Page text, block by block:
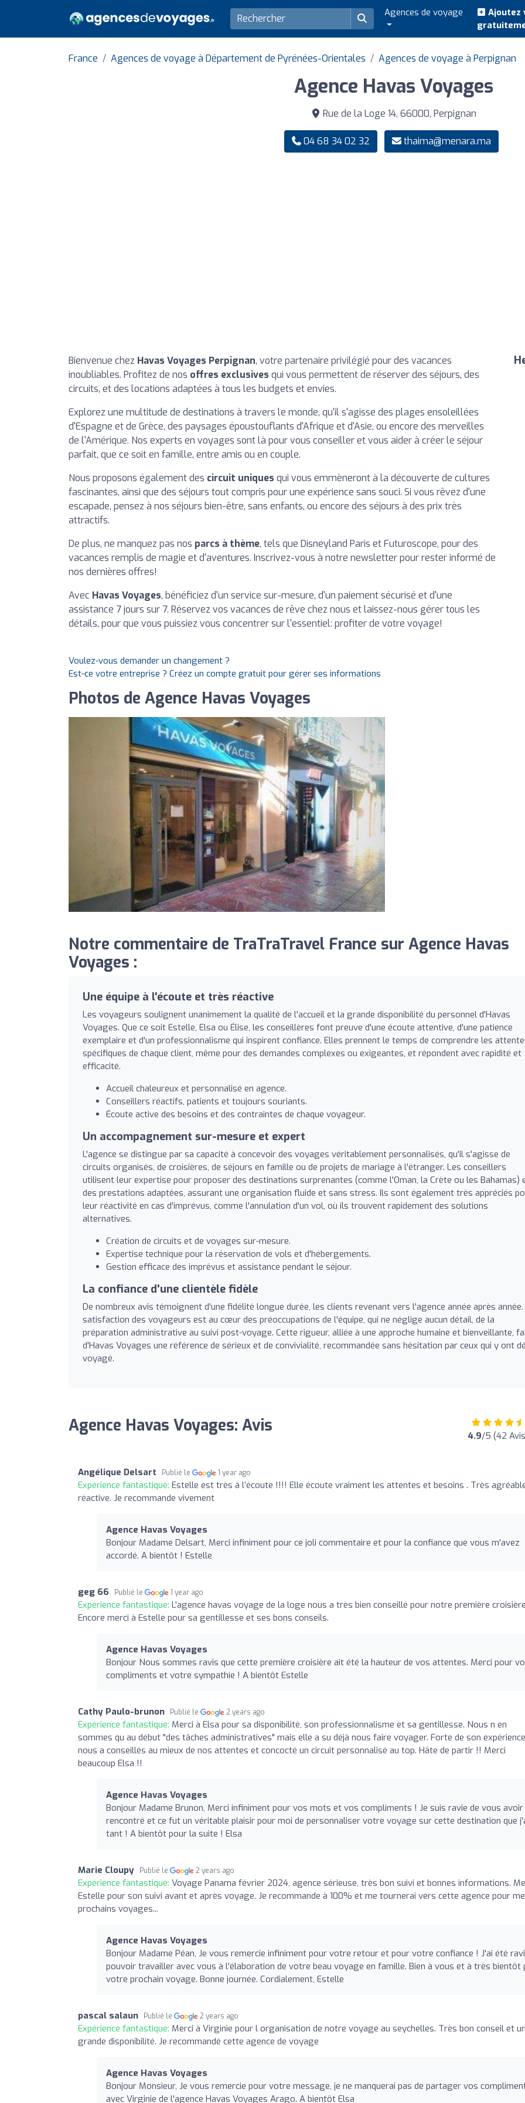
Agences de voyage
Ajoutez
France Agences de voyage à Département de Pyrénées-Orientales Agences de voyage à Perpignan
Agence Havas Voyages
Rue de la Loge 14, 66000, Perpignan
04 68 34 02 32 thaima@menara.ma
Bienvenue chez Havas Voyages Perpignan, votre partenaire privilégié pour des vacances
inoubliables. Profitez de nos offres exclusives qui vous permettent de réserver des séjours, des
circuits, et des locations adaptées à tous les budgets et envies.
Explorez une multitude de destinations à travers le monde, qu'il s'agisse des plages ensoleillées
d'Espagne et de Grèce, des paysages époustouflants d'Afrique et d'Asie, ou encore des merveilles
de l'Amérique. Nos experts en voyages sont là pour vous conseiller et vous aider à créer le séjour
parfait, que ce soit en famille, entre amis ou en couple.
Nous proposons également des circuit uniques qui vous emmèneront à la découverte de cultures
fascinantes, ainsi que des séjours tout compris pour une expérience sans souci. Si vous rêvez d'une
escapade, pensez à nos séjours bien-être, sans enfants, ou encore des séjours à des prix très
attractifs.
De plus, ne manquez pas nos parcs à thème, tels que Disneyland Paris et Futuroscope, pour des
vacances remplis de magie et d'aventures. Inscrivez-vous à notre newsletter pour rester informé de
nos dernières offres!
Avec Havas Voyages, bénéficiez d'un service sur-mesure, d'un paiement sécurisé et d'une
assistance 7 jours sur 7. Réservez vos vacances de rêve chez nous et laissez-nous gérer tous les
détails, pour que vous puissiez vous concentrer sur l'essentiel: profiter de votre voyage!
Voulez-vous demander un changement ?
Est-ce votre entreprise ? Créez un compte gratuit pour gérer ses informations
Photos de Agence Havas Voyages
Notre commentaire de TraTraTravel France sur Agence Havas
Voyages :
Une équipe à l'écoute et très réactive
Les voyageurs soulignent unanimement la qualité de l'accueil et la grande disponibilité du personnel d'Havas
Voyages. Que ce soit Estelle, Elsa ou Élise, les conseillères font preuve d'une écoute attentive, d'une patience
exemplaire et d'un professionnalisme qui inspirent confiance. Elles prennent le temps de comprendre les
spécifiques de chaque client, même pour des demandes complexes ou exigeantes, et répondent avec rapidité et
efficacité.
Accueil chaleureux et personnalisé en agence.
Conseillers réactifs, patients et toujours souriants.
Écoute active des besoins et des contraintes de chaque voyageur.
Un accompagnement sur-mesure et expert
L'agence se distingue par sa capacité à concevoir des voyages véritablement personnalisés, qu'il s'agisse de
circuits organisés, de croisières, de séjours en famille ou de projets de mariage à l'étranger. Les conseillers
utilisent leur expertise pour proposer des destinations surprenantes (comme l'Oman, la Crète ou les Bahamas)
des prestations adaptées, assurant une organisation fluide et sans stress. Ils sont également très appréciés
leur réactivité en cas d'imprévus, comme l'annulation d'un vol, où ils trouvent rapidement des solutions
alternatives.
Création de circuits et de voyages sur-mesure.
Expertise technique pour la réservation de vols et d'hébergements.
Gestion efficace des imprévus et assistance pendant le séjour.
La confiance d'une clientèle fidèle
De nombreux avis témoignent d'une fidélité longue durée, les clients revenant vers l'agence année après année.
satisfaction des voyageurs est au cœur des préoccupations de l'équipe, qui ne néglige aucun détail, de la
préparation administrative au suivi post-voyage. Cette rigueur, alliée à une approche humaine et bienveillante,
d'Havas Voyages une référence de sérieux et de convivialité, recommandée sans hésitation par ceux qui y ont
voyagé.
Agence Havas Voyages: Avis 4.9/5 (42
Angélique Delsart Publié le 1 year ago
Expérience fantastique: Estelle est très à l’écoute !!!! Elle écoute vraiment les attentes et besoins . Très
réactive. Je recommande vivement
Agence Havas Voyages
Bonjour Madame Delsart, Merci infiniment pour ce joli commentaire et pour la confiance que vous m'avez
accordé. A bientôt ! Estelle
geg 66 Publié le 1 year ago
Expérience fantastique: L'agence havas voyage de la loge nous a très bien conseillé pour notre première
Encore merci à Estelle pour sa gentillesse et ses bons conseils.
Agence Havas Voyages
Bonjour Nous sommes ravis que cette première croisière ait été la hauteur de vos attentes. Merci pour
compliments et votre sympathie ! A bientôt Estelle
Cathy Paulo-brunon Publié le 2 years ago
Expérience fantastique: Merci à Elsa pour sa disponibilité, son professionnalisme et sa gentillesse. Nous n en
sommes qu au début "des tâches administratives" mais elle a su déjà nous faire voyager. Forte de son
nous a conseillés au mieux de nos attentes et concocté un circuit personnalisé au top. Hâte de partir !! Merci
beaucoup Elsa !!
Agence Havas Voyages
Bonjour Madame Brunon, Merci infiniment pour vos mots et vos compliments ! Je suis ravie de vous avoir
rencontré et ce fut un véritable plaisir pour moi de personnaliser votre voyage sur cette destination que
tant ! A bientôt pour la suite ! Elsa
Marie Cloupy Publié le 2 years ago
Expérience fantastique: Voyage Panama février 2024, agence sérieuse, très bon suivi et bonnes informations.
Estelle pour son suivi avant et après voyage. Je recommande à 100% et me tournerai vers cette agence pour
prochains voyages...
Agence Havas Voyages
Bonjour Madame Péan, Je vous remercie infiniment pour votre retour et pour votre confiance ! J'ai été
pouvoir travailler avec vous à l'élaboration de votre beau voyage en famille. Bien à vous et à très bientôt
votre prochain voyage. Bonne journée. Cordialement, Estelle
pascal salaun Publié le 2 years ago
Expérience fantastique: Merci à Virginie pour l organisation de notre voyage au seychelles. Très bon conseil et
grande disponibilité. Je recommandé cette agence de voyage
Agence Havas Voyages
Bonjour Monsieur, Je vous remercie pour votre message, je ne manquerai pas de partager vos
avec Virginie de l'agence Havas Voyages Arago. A bientôt Elsa